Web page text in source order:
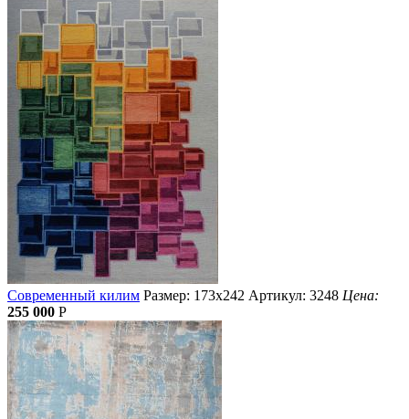
Современный килим Размер: 173х242 Артикул: 3248 Цена:
255 000 Р